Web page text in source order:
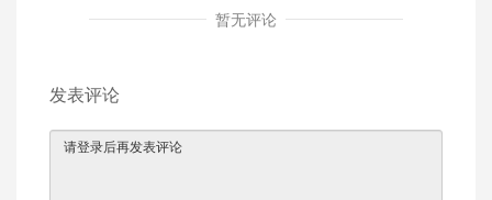
暂无评论
发表评论